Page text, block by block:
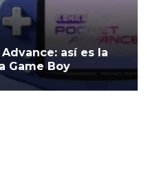
así es la
Game Boy